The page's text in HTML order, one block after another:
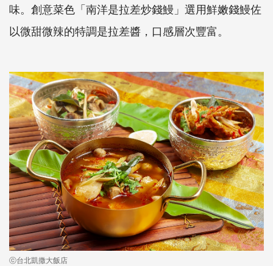
味。創意菜色「南洋是拉差炒錢鰻」選用鮮嫩錢鰻佐
以微甜微辣的特調是拉差醬，口感層次豐富。
ⓒ台北凱撒大飯店